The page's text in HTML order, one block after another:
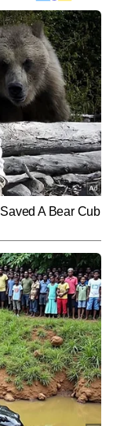
वाला संगठन भी
इन पहाड़ियों
लगता है कि इस
डेस्क पर Assistant Editor
माध्यमों में कुल
देखने की व्यापक दृष्टि देता
फॉर्मेट पर उनकी
को समझना और समय पर
हैं। अमित अपने करियर में
और एक्सप्लेनर पब्लिश कर
और पढ़ें